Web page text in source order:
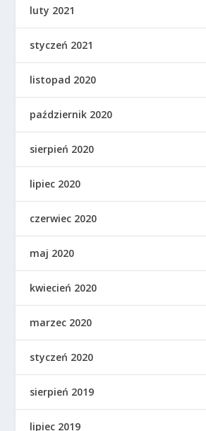
luty 2021
styczeń 2021
listopad 2020
październik 2020
sierpień 2020
lipiec 2020
czerwiec 2020
maj 2020
kwiecień 2020
marzec 2020
styczeń 2020
sierpień 2019
lipiec 2019